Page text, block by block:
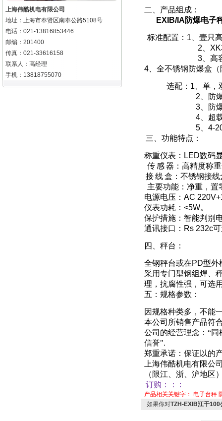
上海伟酷机电有限公司
地址：上海市奉贤区南奉公路5108号
电话：021-13816853446
邮编：201400
传真：021-33616158
联系人：高经理
手机：13818755070
二、产品组成：
EXIB/IA 防爆电子
标准配置： 1 、壹只
2
3 、
4 、全不锈钢防爆盒
选配： 1 、单
2 、防
3 、防
4 、超
5
4-
三、功能特点：
称重仪表： LED数码
传感器：高精度称
接线盒：不锈钢接线
主要功能：净重，置
电源电压： AC
仪表功耗： <5W。
保护措施：智能判别
通讯接口： Rs 232c
四、秤台 ：
全钢秤台或在PD型外
采用专门型钢组焊、
理，抗腐性强 ， 可选
五：规格参数：
因规格种类多，不能
本公司所销售产品符
公司的经营理念：“
信誉".
郑重承诺：保证以的
上海伟酷机电有限公
（限江、浙、沪地区
订购：
： :
产品相关关键字： 电子台秤
如果你对TZH-EXIB江干100